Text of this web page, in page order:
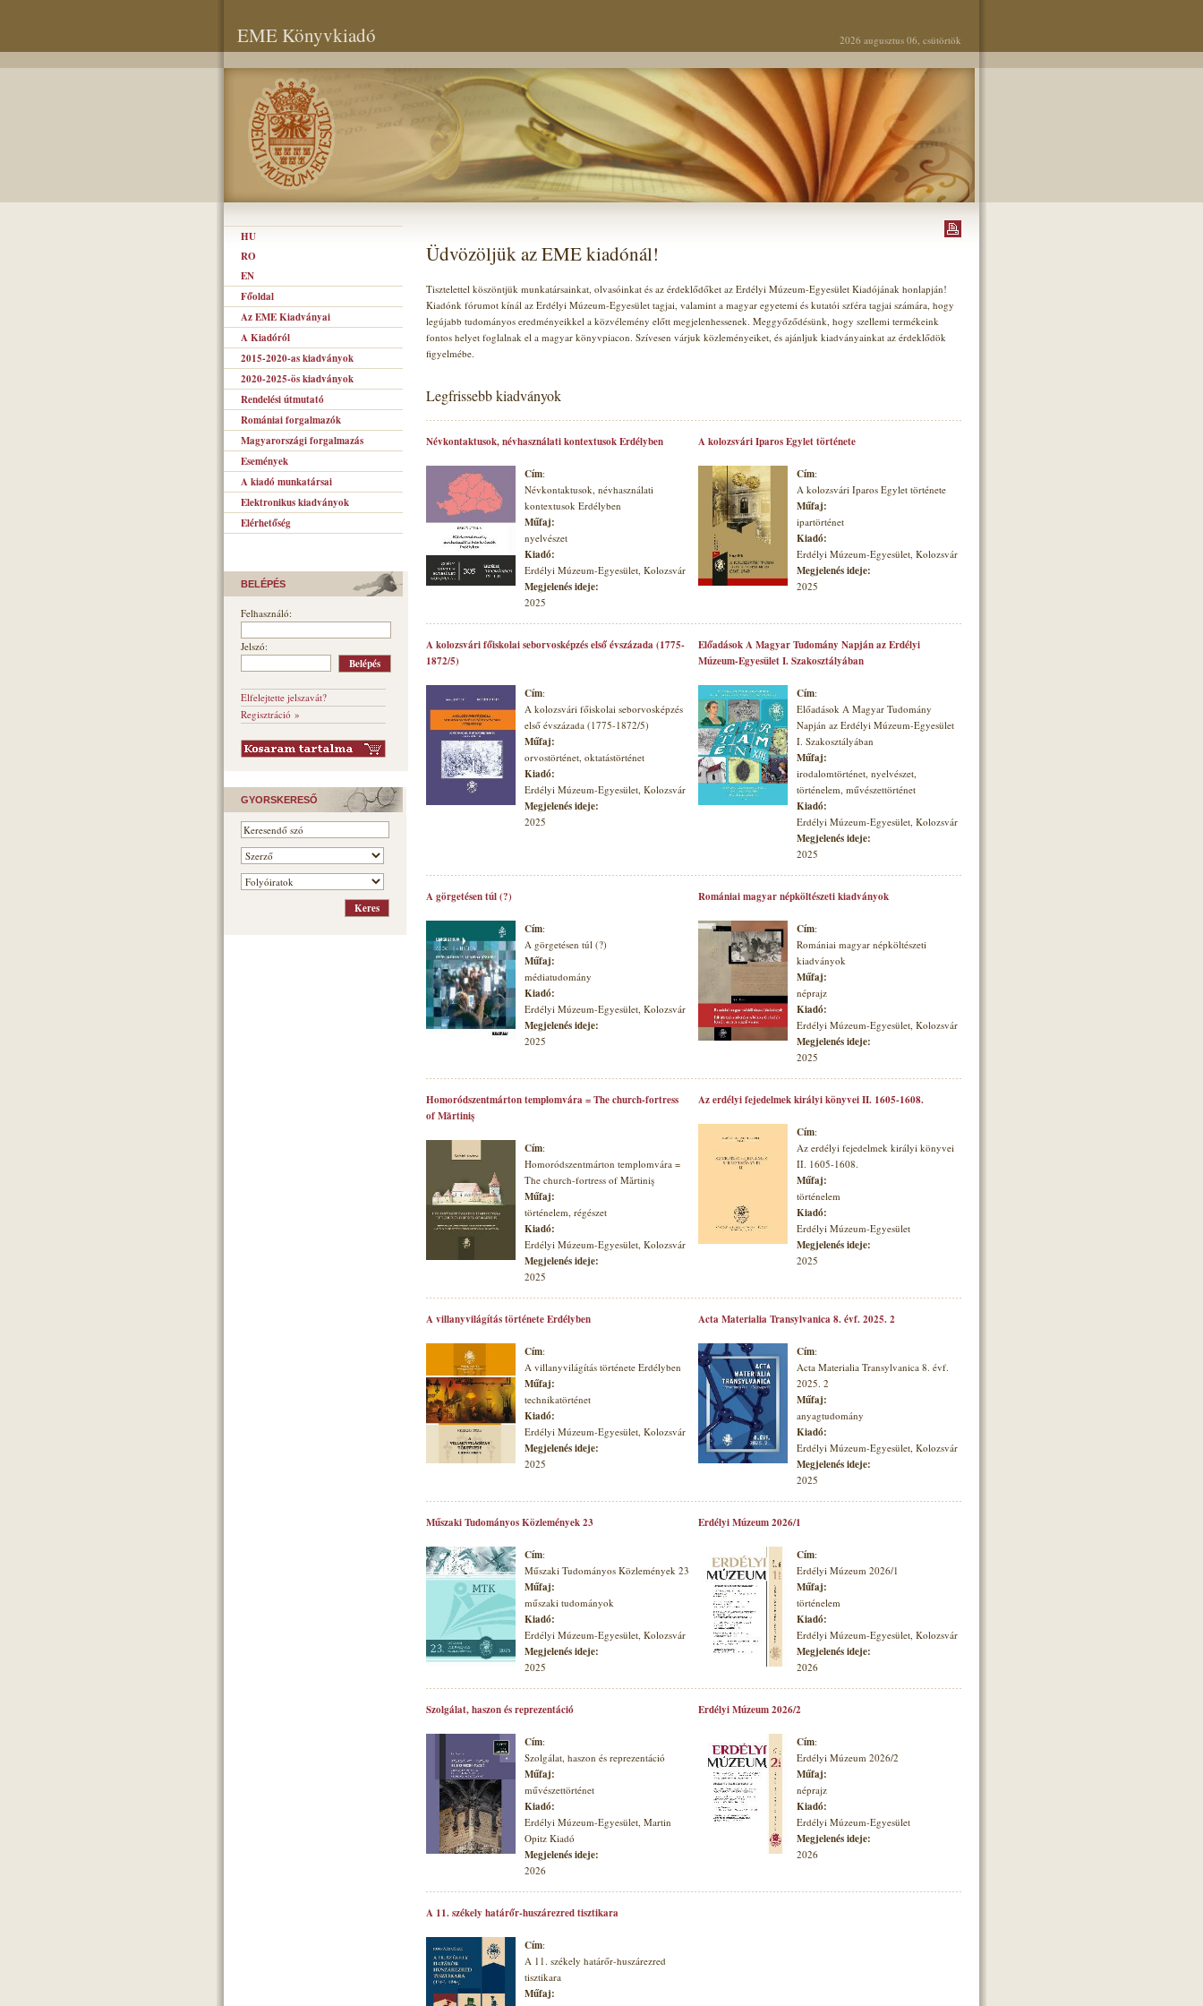
EME Könyvkiadó 2026 augusztus 06, csütörtök
HU
RO
EN
Főoldal
Az EME Kiadványai
A Kiadóról
2015-2020-as kiadványok
2020-2025-ös kiadványok
Rendelési útmutató
Romániai forgalmazók
Magyarországi forgalmazás
Események
A kiadó munkatársai
Elektronikus kiadványok
Elérhetőség
BELÉPÉS
Felhasználó:
Jelszó:
Elfelejtette jelszavát?
Regisztráció »
GYORSKERESŐ
Üdvözöljük az EME kiadónál!
Tisztelettel köszöntjük munkatársainkat, olvasóinkat és az érdeklődőket az Erdélyi Múzeum-Egyesület Kiadójának honlapján!
Kiadónk fórumot kínál az Erdélyi Múzeum-Egyesület tagjai, valamint a magyar egyetemi és kutatói szféra tagjai számára, hogy
legújabb tudományos eredményeikkel a közvélemény előtt megjelenhessenek. Meggyőződésünk, hogy szellemi termékeink
fontos helyet foglalnak el a magyar könyvpiacon. Szívesen várjuk közleményeiket, és ajánljuk kiadványainkat az érdeklődök
figyelmébe.
Legfrissebb kiadványok
Névkontaktusok, névhasználati kontextusok Erdélyben
Cím:
Névkontaktusok, névhasználati
kontextusok Erdélyben
Műfaj:
nyelvészet
Kiadó:
Erdélyi Múzeum-Egyesület, Kolozsvár
Megjelenés ideje:
2025
A kolozsvári Iparos Egylet története
Cím:
A kolozsvári Iparos Egylet története
Műfaj:
ipartörténet
Kiadó:
Erdélyi Múzeum-Egyesület, Kolozsvár
Megjelenés ideje:
2025
A kolozsvári főiskolai seborvosképzés első évszázada (1775-
1872/5)
Cím:
A kolozsvári főiskolai seborvosképzés
első évszázada (1775-1872/5)
Műfaj:
orvostörténet, oktatástörténet
Kiadó:
Erdélyi Múzeum-Egyesület, Kolozsvár
Megjelenés ideje:
2025
Előadások A Magyar Tudomány Napján az Erdélyi
Múzeum-Egyesület I. Szakosztályában
Cím:
Előadások A Magyar Tudomány
Napján az Erdélyi Múzeum-Egyesület
I. Szakosztályában
Műfaj:
irodalomtörténet, nyelvészet,
történelem, művészettörténet
Kiadó:
Erdélyi Múzeum-Egyesület, Kolozsvár
Megjelenés ideje:
2025
A görgetésen túl (?)
Cím:
A görgetésen túl (?)
Műfaj:
médiatudomány
Kiadó:
Erdélyi Múzeum-Egyesület, Kolozsvár
Megjelenés ideje:
2025
Romániai magyar népköltészeti kiadványok
Cím:
Romániai magyar népköltészeti
kiadványok
Műfaj:
néprajz
Kiadó:
Erdélyi Múzeum-Egyesület, Kolozsvár
Megjelenés ideje:
2025
Homoródszentmárton templomvára = The church-fortress
of Mărtiniş
Cím:
Homoródszentmárton templomvára =
The church-fortress of Mărtiniş
Műfaj:
történelem, régészet
Kiadó:
Erdélyi Múzeum-Egyesület, Kolozsvár
Megjelenés ideje:
2025
Az erdélyi fejedelmek királyi könyvei II. 1605-1608.
Cím:
Az erdélyi fejedelmek királyi könyvei
II. 1605-1608.
Műfaj:
történelem
Kiadó:
Erdélyi Múzeum-Egyesület
Megjelenés ideje:
2025
A villanyvilágítás története Erdélyben
Cím:
A villanyvilágítás története Erdélyben
Műfaj:
technikatörténet
Kiadó:
Erdélyi Múzeum-Egyesület, Kolozsvár
Megjelenés ideje:
2025
Acta Materialia Transylvanica 8. évf. 2025. 2
Cím:
Acta Materialia Transylvanica 8. évf.
2025. 2
Műfaj:
anyagtudomány
Kiadó:
Erdélyi Múzeum-Egyesület, Kolozsvár
Megjelenés ideje:
2025
Műszaki Tudományos Közlemények 23
Cím:
Műszaki Tudományos Közlemények 23
Műfaj:
műszaki tudományok
Kiadó:
Erdélyi Múzeum-Egyesület, Kolozsvár
Megjelenés ideje:
2025
Erdélyi Múzeum 2026/1
Cím:
Erdélyi Múzeum 2026/1
Műfaj:
történelem
Kiadó:
Erdélyi Múzeum-Egyesület, Kolozsvár
Megjelenés ideje:
2026
Szolgálat, haszon és reprezentáció
Cím:
Szolgálat, haszon és reprezentáció
Műfaj:
művészettörténet
Kiadó:
Erdélyi Múzeum-Egyesület, Martin
Opitz Kiadó
Megjelenés ideje:
2026
Erdélyi Múzeum 2026/2
Cím:
Erdélyi Múzeum 2026/2
Műfaj:
néprajz
Kiadó:
Erdélyi Múzeum-Egyesület
Megjelenés ideje:
2026
A 11. székely határőr-huszárezred tisztikara
Cím:
A 11. székely határőr-huszárezred
tisztikara
Műfaj: